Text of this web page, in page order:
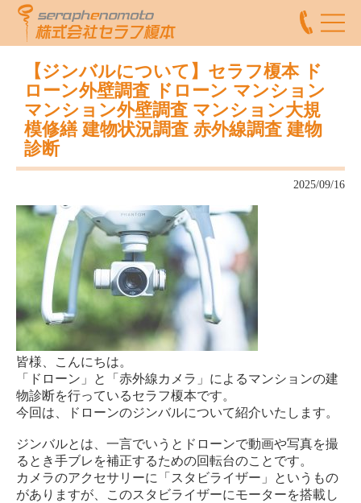
【ジンバルについて】セラフ榎本 ド
ローン外壁調査 ドローン マンション
マンション外壁調査 マンション大規
模修繕 建物状況調査 赤外線調査 建物
診断
2025/09/16
皆様、こんにちは。
「ドローン」と「赤外線カメラ」によるマンションの建
物診断を行っているセラフ榎本です。
今回は、ドローンのジンバルについて紹介いたします。
ジンバルとは、一言でいうとドローンで動画や写真を撮
るとき手ブレを補正するための回転台のことです。
カメラのアクセサリーに「スタビライザー」というもの
がありますが、このスタビライザーにモーターを搭載し